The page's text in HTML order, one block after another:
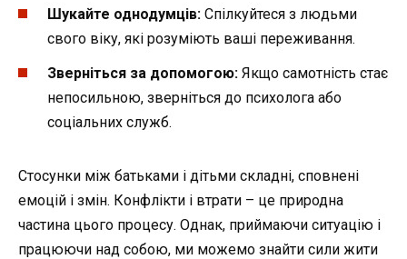
Шукайте однодумців: Спілкуйтеся з людьми
свого віку, які розуміють ваші переживання.
Зверніться за допомогою: Якщо самотність стає
непосильною, зверніться до психолога або
соціальних служб.
Стосунки між батьками і дітьми складні, сповнені
емоцій і змін. Конфлікти і втрати – це природна
частина цього процесу. Однак, приймаючи ситуацію і
працюючи над собою, ми можемо знайти сили жити